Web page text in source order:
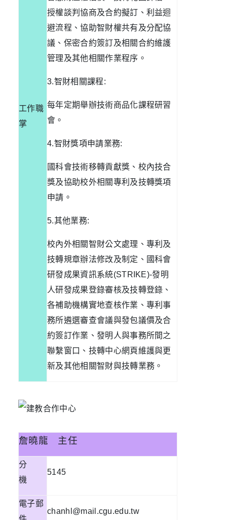
工作職
掌
授權談判協商及合約擬訂、利益迴
避流程、協助智財權共有及分配協
議、保密合約簽訂及相關合約維護
管理及其他相關作業程序。
3.智財相關課程:
每年定期舉辦技術商品化課程研習
會。
4.智財獎項申請業務:
國科會技術移轉貢獻獎、校內技合
獎及協助校外相關專利及技轉獎項
申請。
5.其他業務:
校內外相關智財公文處理、專利及
技轉規章辦法修改及制定、國科會
研發成果資訊系統(STRIKE)-發明
人研發成果登錄審核及技轉登錄、
各補助機構實地查核作業、專利事
務所遴選審查會議與發包議價及合
約簽訂作業、發明人與事務所間之
聯繫窗口、技轉中心網頁維護與更
新及其他相關智財與技轉業務。
詹曉龍 主任
分
機
5145
電子郵
chanhl@mail.cgu.edu.tw